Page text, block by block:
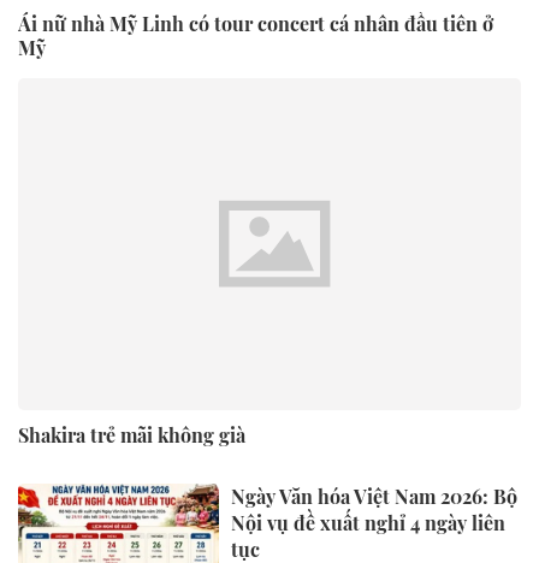
Ái nữ nhà Mỹ Linh có tour concert cá nhân đầu tiên ở
Mỹ
Shakira trẻ mãi không già
Ngày Văn hóa Việt Nam 2026: Bộ
Nội vụ đề xuất nghỉ 4 ngày liên
tục